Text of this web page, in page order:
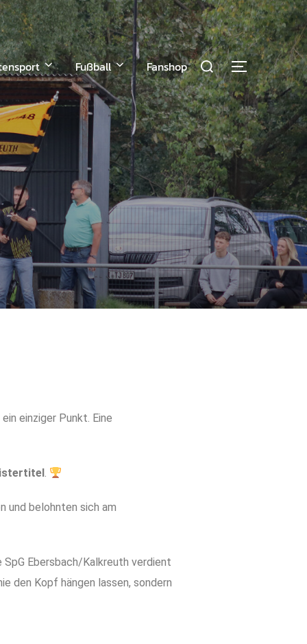
Fußball Fanshop
einziger Punkt. Eine
.
und belohnten sich am
Ebersbach/Kalkreuth verdient
den Kopf hängen lassen, sondern